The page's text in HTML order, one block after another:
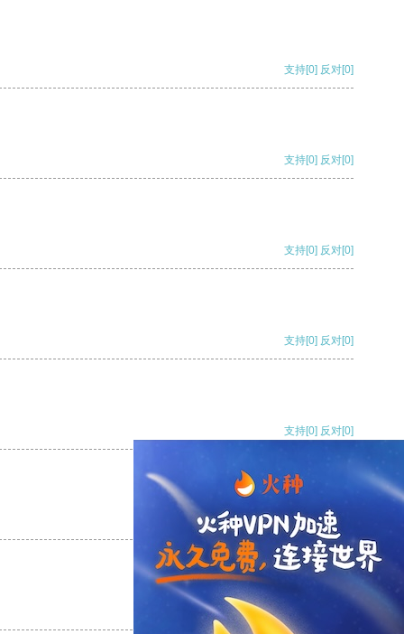
支持[0] 反对[0]
支持[0] 反对[0]
支持[0] 反对[0]
支持[0] 反对[0]
支持[0] 反对[0]
支持[0] 反对
支持